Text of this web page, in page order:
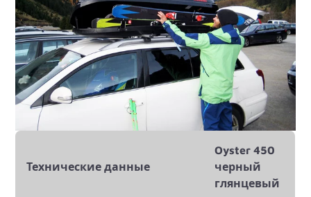
Технические данные
Oyster 450
черный
глянцевый